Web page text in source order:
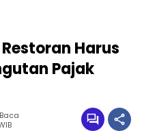
Harus
Pajak